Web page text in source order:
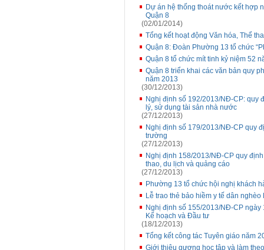
Dự án hệ thống thoát nước kết
Quận 8
(02/01/2014)
Tổng kết hoạt động Văn hóa, Thể
Quận 8: Đoàn Phường 13 tổ chức
Quận 8 tổ chức mít tinh kỷ niệm 52
Quận 8 triển khai các văn bản quy
năm 2013
(30/12/2013)
Nghị định số 192/2013/NĐ-CP: quy
lý, sử dụng tài sản nhà nước
(27/12/2013)
Nghị định số 179/2013/NĐ-CP quy
trường
(27/12/2013)
Nghị định 158/2013/NĐ-CP quy
thao, du lịch và quảng cáo
(27/12/2013)
Phường 13 tổ chức hội nghị khách
Lễ trao thẻ bảo hiềm y tế dân
Nghị định số 155/2013/NĐ-CP
Kế hoạch và Đầu tư
(18/12/2013)
Tổng kết công tác Tuyên giáo năm
Giới thiệu gương học tập và làm